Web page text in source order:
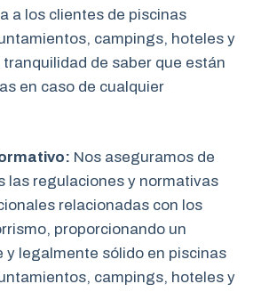
a los clientes de piscinas
campings, hoteles y
de saber que están
en caso de cualquier
Nos aseguramos de
las regulaciones y normativas
relacionadas con los
proporcionando un
y legalmente sólido en piscinas
campings, hoteles y